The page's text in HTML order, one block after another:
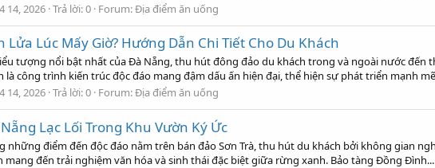
14, 2026 Trả lời: 0 Forum:Địa điểm ăn uống
Lúc Mấy Giờ? Hướng Dẫn Chi Tiết Cho Du Khách
tượng nổi bật nhất của Đà Nẵng, thu hút đông đảo du khách trong và ngoài nước đến
công trình kiến trúc độc đáo mang đậm dấu ấn hiện đại, thể hiện sự phát triển mạnh
14, 2026 Trả lời: 0 Forum:Địa điểm ăn uống
Lạc Lối Trong Khu Vườn Ký Ức
điểm đến độc đáo nằm trên bán đảo Sơn Trà, thu hút du khách bởi không gian
đến trải nghiệm văn hóa và sinh thái đặc biệt giữa rừng xanh. Bảo tàng Đồng Đình...